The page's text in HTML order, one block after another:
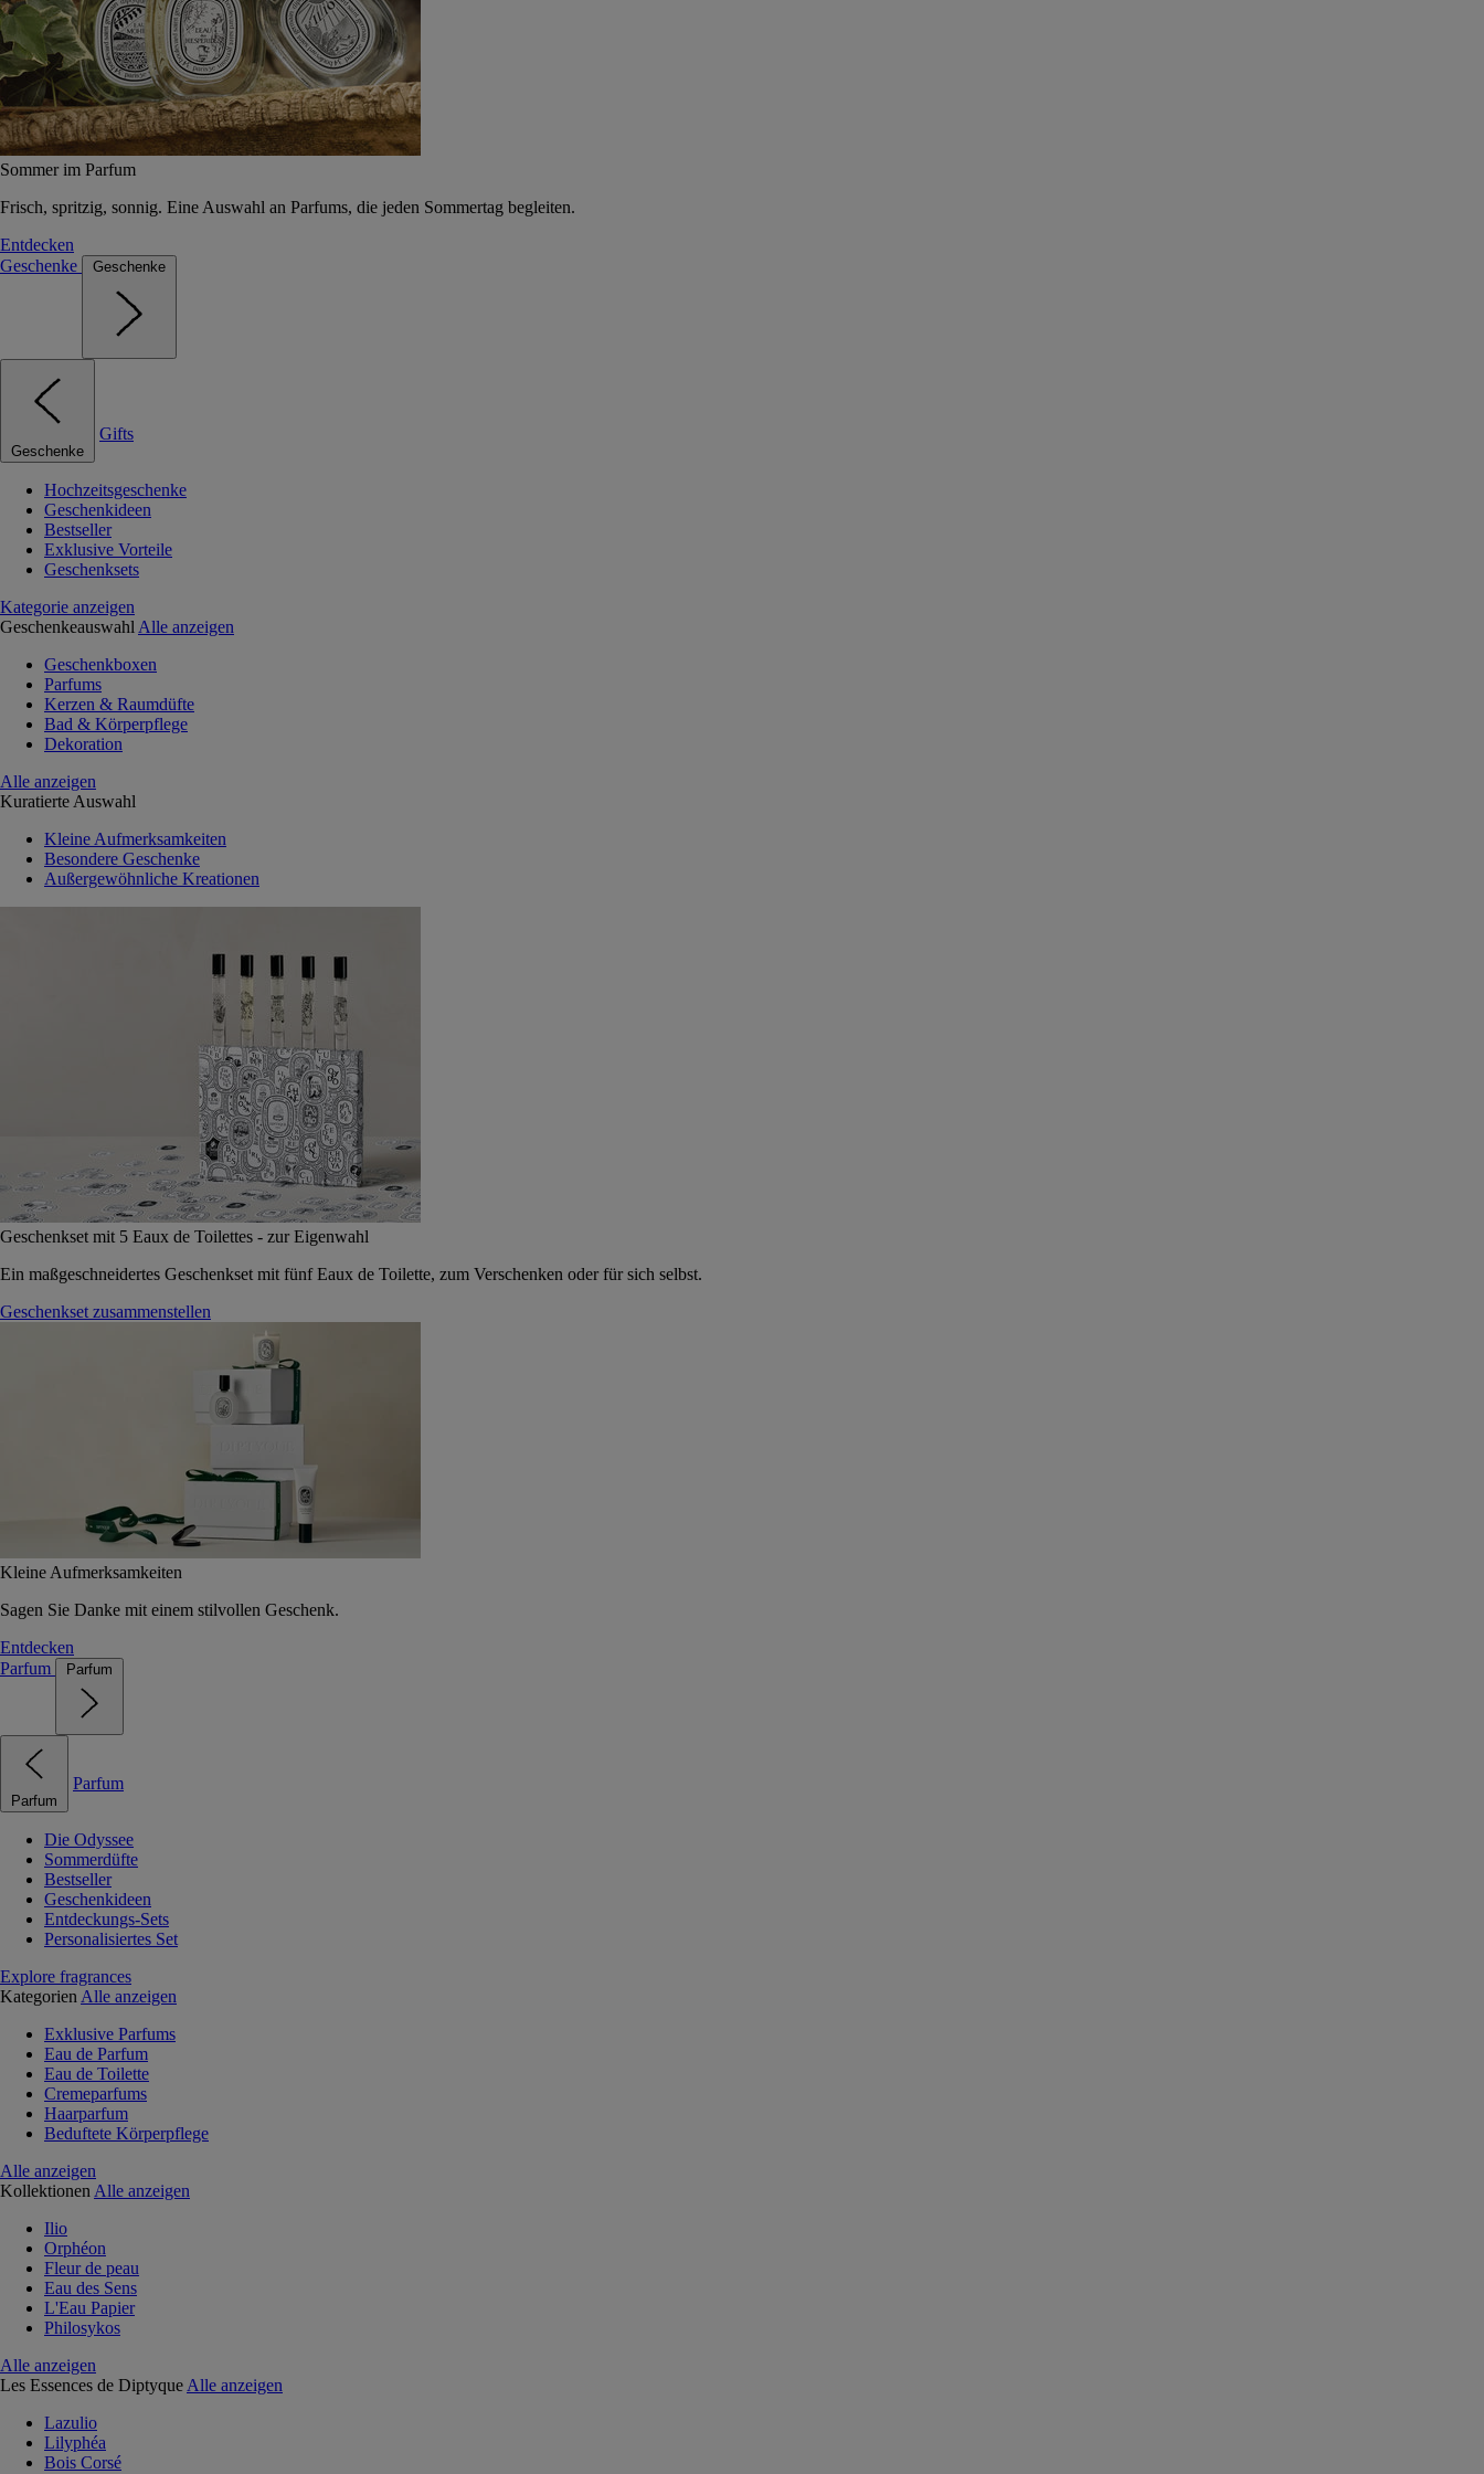
Sommer im Parfum
Frisch, spritzig, sonnig. Eine Auswahl an Parfums, die jeden Sommertag begleiten.
Entdecken
Geschenke
Geschenke
Geschenke
Gifts
Hochzeitsgeschenke
Geschenkideen
Bestseller
Exklusive Vorteile
Geschenksets
Kategorie anzeigen
Geschenkeauswahl Alle anzeigen
Geschenkboxen
Parfums
Kerzen & Raumdüfte
Bad & Körperpflege
Dekoration
Alle anzeigen
Kuratierte Auswahl
Kleine Aufmerksamkeiten
Besondere Geschenke
Außergewöhnliche Kreationen
Geschenkset mit 5 Eaux de Toilettes - zur Eigenwahl
Ein maßgeschneidertes Geschenkset mit fünf Eaux de Toilette, zum Verschenken oder für sich selbst.
Geschenkset zusammenstellen
Kleine Aufmerksamkeiten
Sagen Sie Danke mit einem stilvollen Geschenk.
Entdecken
Parfum
Parfum
Parfum
Parfum
Die Odyssee
Sommerdüfte
Bestseller
Geschenkideen
Entdeckungs-Sets
Personalisiertes Set
Explore fragrances
Kategorien Alle anzeigen
Exklusive Parfums
Eau de Parfum
Eau de Toilette
Cremeparfums
Haarparfum
Beduftete Körperpflege
Alle anzeigen
Kollektionen Alle anzeigen
Ilio
Orphéon
Fleur de peau
Eau des Sens
L'Eau Papier
Philosykos
Alle anzeigen
Les Essences de Diptyque Alle anzeigen
Lazulio
Lilyphéa
Bois Corsé